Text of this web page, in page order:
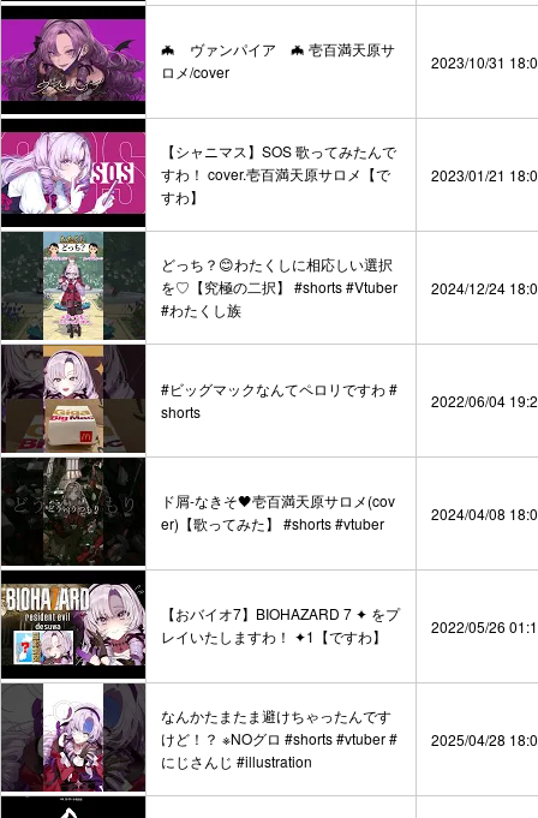
🦇 ヴァンパイア 🦇 壱百満天原サ
ロメ/cover
2023/10/31
【シャニマス】SOS 歌ってみたんで
すわ！ cover.壱百満天原サロメ【で
すわ】
2023/01/21
どっち？😊わたくしに相応しい選択
を♡【究極の二択】 #shorts #Vtuber
#わたくし族
2024/12/24
#ビッグマックなんてペロリですわ #
shorts
2022/06/04
ド屑-なきそ🖤壱百満天原サロメ(cov
er)【歌ってみた】 #shorts #vtuber
2024/04/08
【おバイオ7】BIOHAZARD 7 ✦ をプ
レイいたしますわ！ ✦1【ですわ】
2022/05/26
なんかたまたま避けちゃったんです
けど！？ ※NOグロ #shorts #vtuber #
にじさんじ #illustration
2025/04/28